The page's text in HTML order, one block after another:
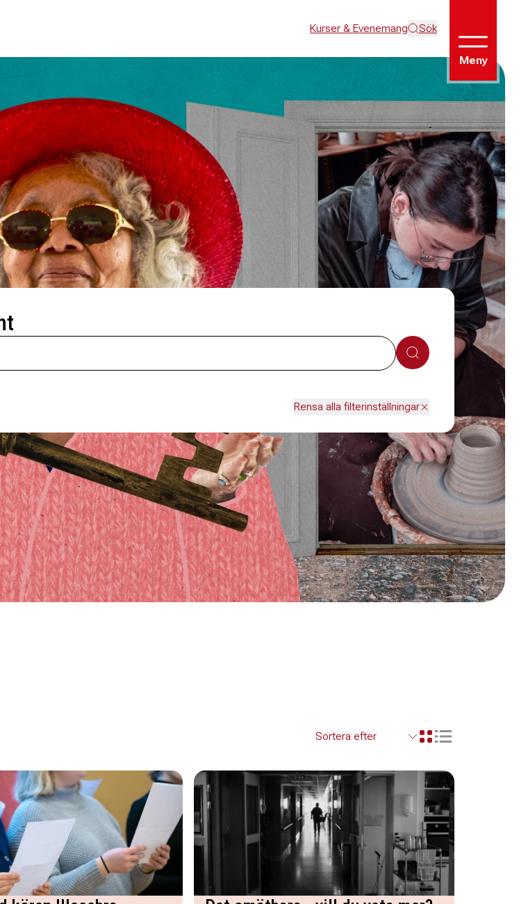
Kurser & Evenemang Sök
Meny
Sök
Rensa alla filterinställningar
Visa resultaten i ett
Visa resultaten